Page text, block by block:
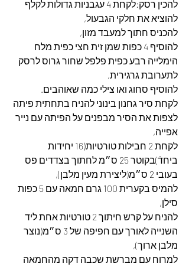
להכין רסק:לקחת 4 עגבניות גדולות לקלף
להוציא את חלקי הגבעול,
להכניס חתוך למעבד מזון,
להוסיף 4 כפות שמן זית חצי כפית מלח
הימלייה רבע כפית פלפל שחור גרוס לרסק
לתערובת גרגירית,
להוסיף סחוג ואו צילי כמה שאוהבים.
לקחת סיר גחנון בינוני להניח בתחתית פיתה
לצפות את הסיר מבפנים על הפיתה עם נייר
אפייה,
לקחת 2 חבילות טורטיות(16 יחידות
ביחדֿ)בקוטר 25 ס״מ לחתוך בצדדים פס
בעובי 2 ס״מ(ליצירת מעין מלבן),
להמיס בקערית 100 גרם חמאה עם 5 כפות
סילן,
להניח על קרש חיתוך 2 טורטיות אחת ליד
השנייה לאורך עם חפיפה של 3 ס״מ(נוצר
מלבן ארוך),
למרוח עם מברשת שכבה דקה מהחמאה